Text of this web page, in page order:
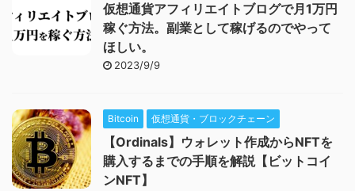
仮想通貨アフィリエイトブログで月1万円
稼ぐ方法。副業として稼げるのでやって
ほしい。
2023/9/9
Bitcoin 仮想通貨・ブロックチェーン
【Ordinals】ウォレット作成からNFTを
購入するまでの手順を解説【ビットコイ
ンNFT】